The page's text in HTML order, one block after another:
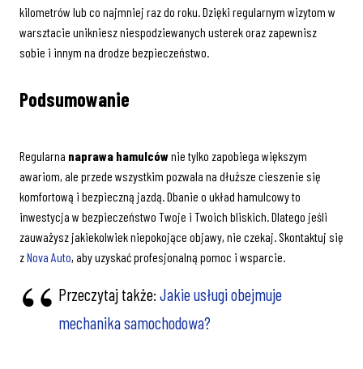
kilometrów lub co najmniej raz do roku. Dzięki regularnym wizytom w
warsztacie unikniesz niespodziewanych usterek oraz zapewnisz
sobie i innym na drodze bezpieczeństwo.
Podsumowanie
Regularna naprawa hamulcównie tylko zapobiega większym
awariom, ale przede wszystkim pozwala na dłuższe cieszenie się
komfortową i bezpieczną jazdą. Dbanie o układ hamulcowy to
inwestycja w bezpieczeństwo Twoje i Twoich bliskich. Dlatego jeśli
zauważysz jakiekolwiek niepokojące objawy, nie czekaj. Skontaktuj się
zNova Auto, aby uzyskać profesjonalną pomoc i wsparcie.
Przeczytaj także: Jakie usługi obejmuje
mechanika samochodowa?